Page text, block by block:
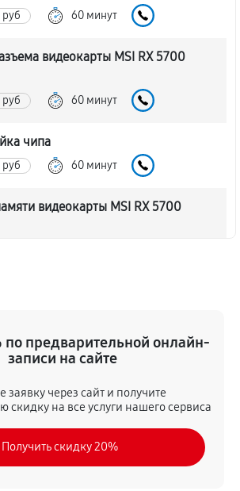
60 минут
видеокарты MSI RX 5700
60 минут
чипа
60 минут
видеокарты MSI RX 5700
BIOS на программаторе
руб 60 минут
предварительной онлайн-
записи на сайте
заявку через сайт и получите
скидку на все услуги нашего сервиса
Получить скидку 20%